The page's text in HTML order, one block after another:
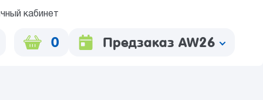
кабинет
0 Предзаказ AW26